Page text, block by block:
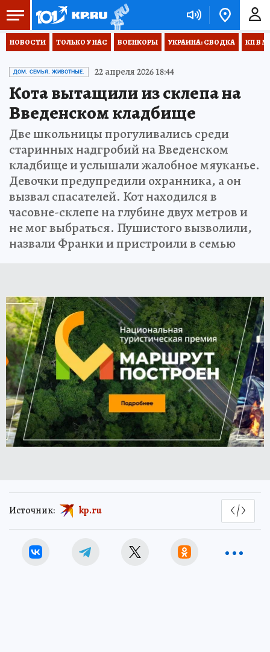
НОВОСТИ ТОЛЬКО У НАС ВОЕНКОРЫ УКРАИНА: СВОДКА КП В
ДОМ, СЕМЬЯ, ЖИВОТНЫЕ. 22 апреля 2026 18:44
Кота вытащили из склепа на
Введенском кладбище
Две школьницы прогуливались среди
старинных надгробий на Введенском
кладбище и услышали жалобное мяуканье.
Девочки предупредили охранника, а он
вызвал спасателей. Кот находился в
часовне-склепе на глубине двух метров и
не мог выбраться. Пушистого вызволили,
назвали Франки и пристроили в семью
Источник: kp.ru